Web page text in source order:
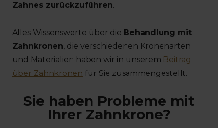
Zahnes zurückzuführen.
Alles Wissenswerte über die Behandlung mit
Zahnkronen, die verschiedenen Kronenarten
und Materialien haben wir in unserem Beitrag
über Zahnkronen für Sie zusammengestellt.
Sie haben Probleme mit
Ihrer Zahnkrone?